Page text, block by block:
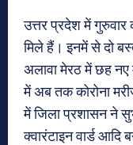
उत्तर प्रदेश में गुरुवार
मिले हैं। इनमें से दो
अलावा मेरठ में छह नए
में अब तक कोरोना
में जिला प्रशासन ने
क्वारंटाइन वार्ड